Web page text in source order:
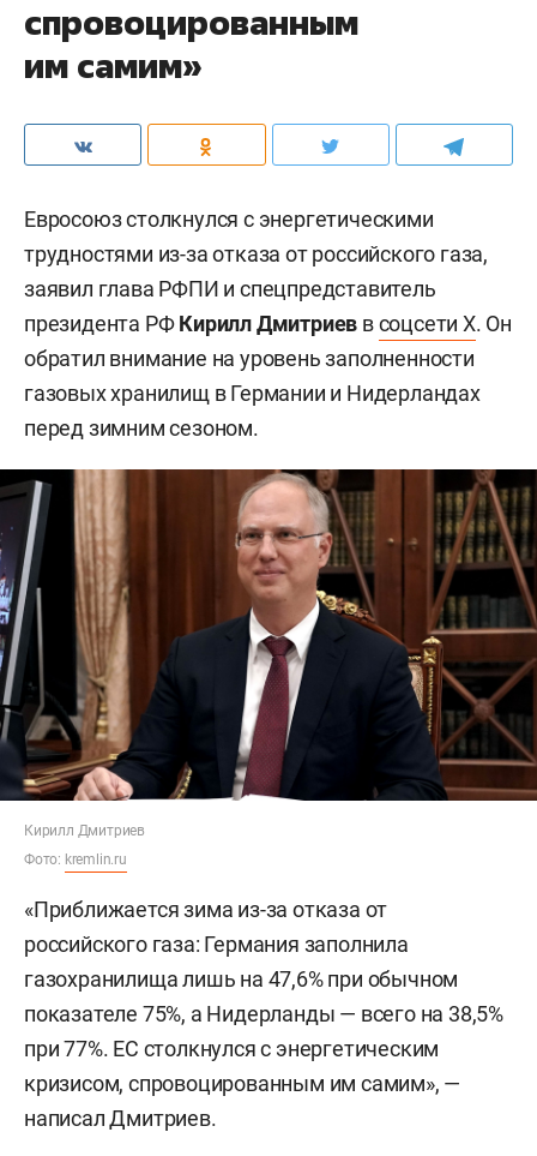
спровоцированным
им самим»
Евросоюз столкнулся с энергетическими
трудностями из-за отказа от российского газа,
заявил глава РФПИ и спецпредставитель
президента РФКирилл Дмитриев всоцсети X. Он
обратил внимание на уровень заполненности
газовых хранилищ в Германии и Нидерландах
перед зимним сезоном.
Кирилл Дмитриев
Фото: kremlin.ru
«Приближается зима из-за отказа от
российского газа: Германия заполнила
газохранилища лишь на 47,6% при обычном
показателе 75%, а Нидерланды — всего на 38,5%
при 77%. ЕС столкнулся с энергетическим
кризисом, спровоцированным им самим», —
написал Дмитриев.